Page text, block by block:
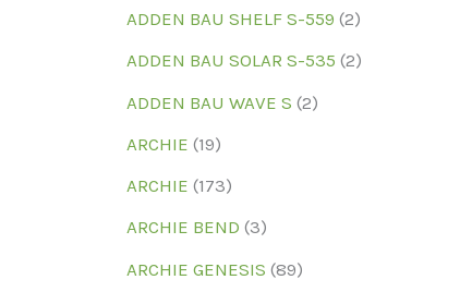
ADDEN BAU SHELF S-559 (2)
ADDEN BAU SOLAR S-535 (2)
ADDEN BAU WAVE S (2)
ARCHIE (19)
ARCHIE (173)
ARCHIE BEND (3)
ARCHIE GENESIS (89)